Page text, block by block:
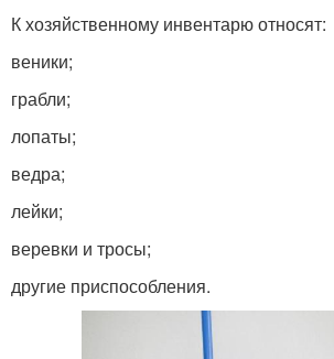
К хозяйственному инвентарю относят:
веники;
грабли;
лопаты;
ведра;
лейки;
веревки и тросы;
другие приспособления.